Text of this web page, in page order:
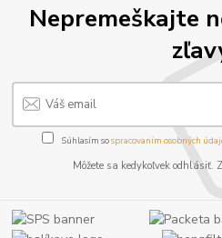
Nepremeškajte
Súhlasím sospracovaním osobných
Môžete sa kedykoľvek